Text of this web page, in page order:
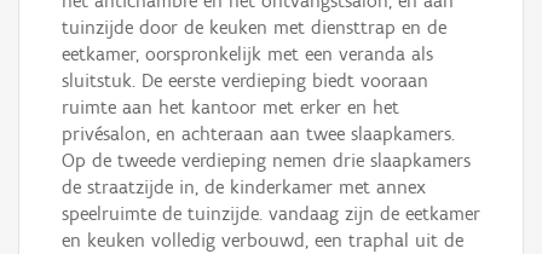
tuinzijde door de keuken met diensttrap en de
eetkamer, oorspronkelijk met een veranda als
sluitstuk. De eerste verdieping biedt vooraan
ruimte aan het kantoor met erker en het
privésalon, en achteraan aan twee slaapkamers.
Op de tweede verdieping nemen drie slaapkamers
de straatzijde in, de kinderkamer met annex
speelruimte de tuinzijde. vandaag zijn de eetkamer
en keuken volledig verbouwd, een traphal uit de